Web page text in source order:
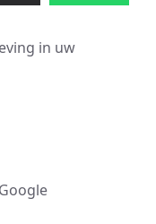
in uw